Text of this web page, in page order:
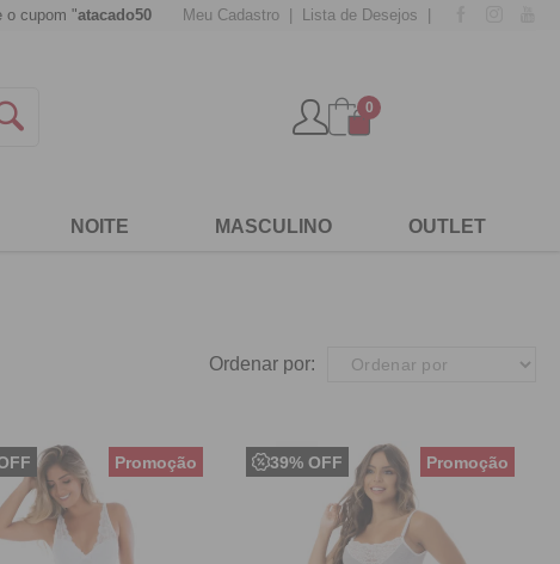
atacado500" para compras acima de500,00e tenha 15% de desconto!
Meu Cadastro Lista de Desejos
0
NOITE MASCULINO OUTLET
Ordenar por:
39% OFF